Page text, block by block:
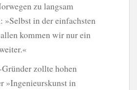
zu langsam
»Selbst in der einfachsten
kommen wir nur ein
zollte hohen
»Ingenieurskunst in